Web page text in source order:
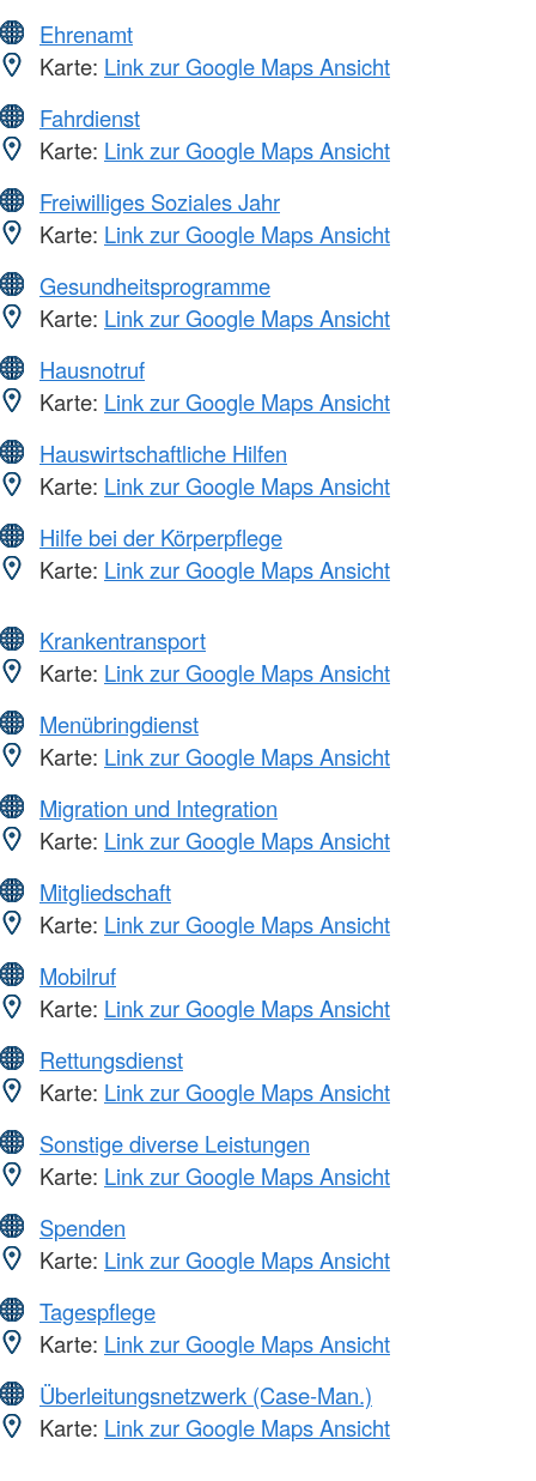
Ehrenamt
Karte: Link zur Google Maps Ansicht
Fahrdienst
Karte: Link zur Google Maps Ansicht
Freiwilliges Soziales Jahr
Karte: Link zur Google Maps Ansicht
Gesundheitsprogramme
Karte: Link zur Google Maps Ansicht
Hausnotruf
Karte: Link zur Google Maps Ansicht
Hauswirtschaftliche Hilfen
Karte: Link zur Google Maps Ansicht
Hilfe bei der Körperpflege
Karte: Link zur Google Maps Ansicht
Krankentransport
Karte: Link zur Google Maps Ansicht
Menübringdienst
Karte: Link zur Google Maps Ansicht
Migration und Integration
Karte: Link zur Google Maps Ansicht
Mitgliedschaft
Karte: Link zur Google Maps Ansicht
Mobilruf
Karte: Link zur Google Maps Ansicht
Rettungsdienst
Karte: Link zur Google Maps Ansicht
Sonstige diverse Leistungen
Karte: Link zur Google Maps Ansicht
Spenden
Karte: Link zur Google Maps Ansicht
Tagespflege
Karte: Link zur Google Maps Ansicht
Überleitungsnetzwerk (Case-Man.)
Karte: Link zur Google Maps Ansicht